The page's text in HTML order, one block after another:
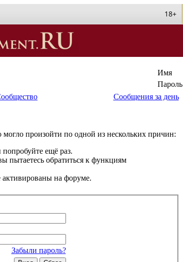
18+
Имя
Пароль
Сообщения за день
произойти по одной из нескольких причин:
ещё раз.
пытаетесь обратиться к функциям
на форуме.
Забыли пароль?